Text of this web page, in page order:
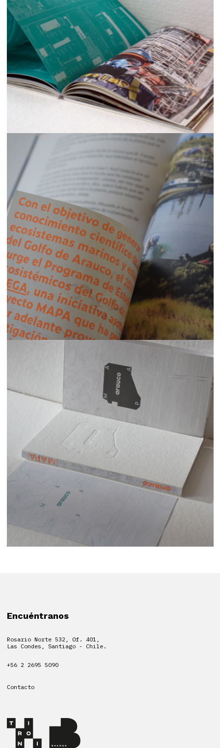
Encuéntranos
Rosario Norte 532, Of. 401,
Las Condes, Santiago - Chile.
+56 2 2695 5090
Contacto